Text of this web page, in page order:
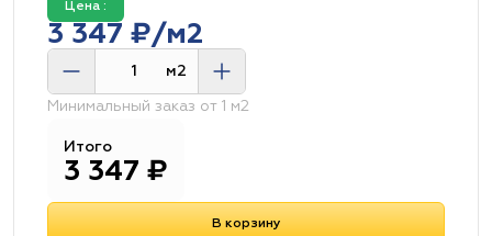
Цена :
3 347 ₽/м2
м2
Минимальный заказ от 1 м2
Итого
3 347 ₽
В корзину